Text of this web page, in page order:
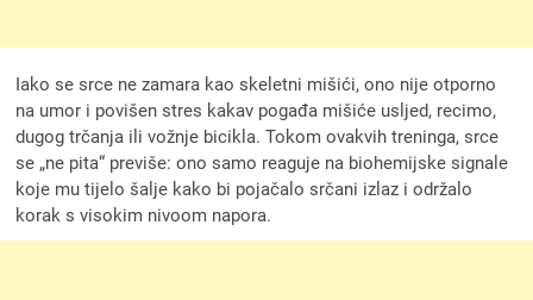
Iako se srce ne zamara kao skeletni mišići, ono nije otporno
na umor i povišen stres kakav pogađa mišiće usljed, recimo,
dugog trčanja ili vožnje bicikla. Tokom ovakvih treninga, srce
se „ne pita“ previše: ono samo reaguje na biohemijske signale
koje mu tijelo šalje kako bi pojačalo srčani izlaz i održalo
korak s visokim nivoom napora.